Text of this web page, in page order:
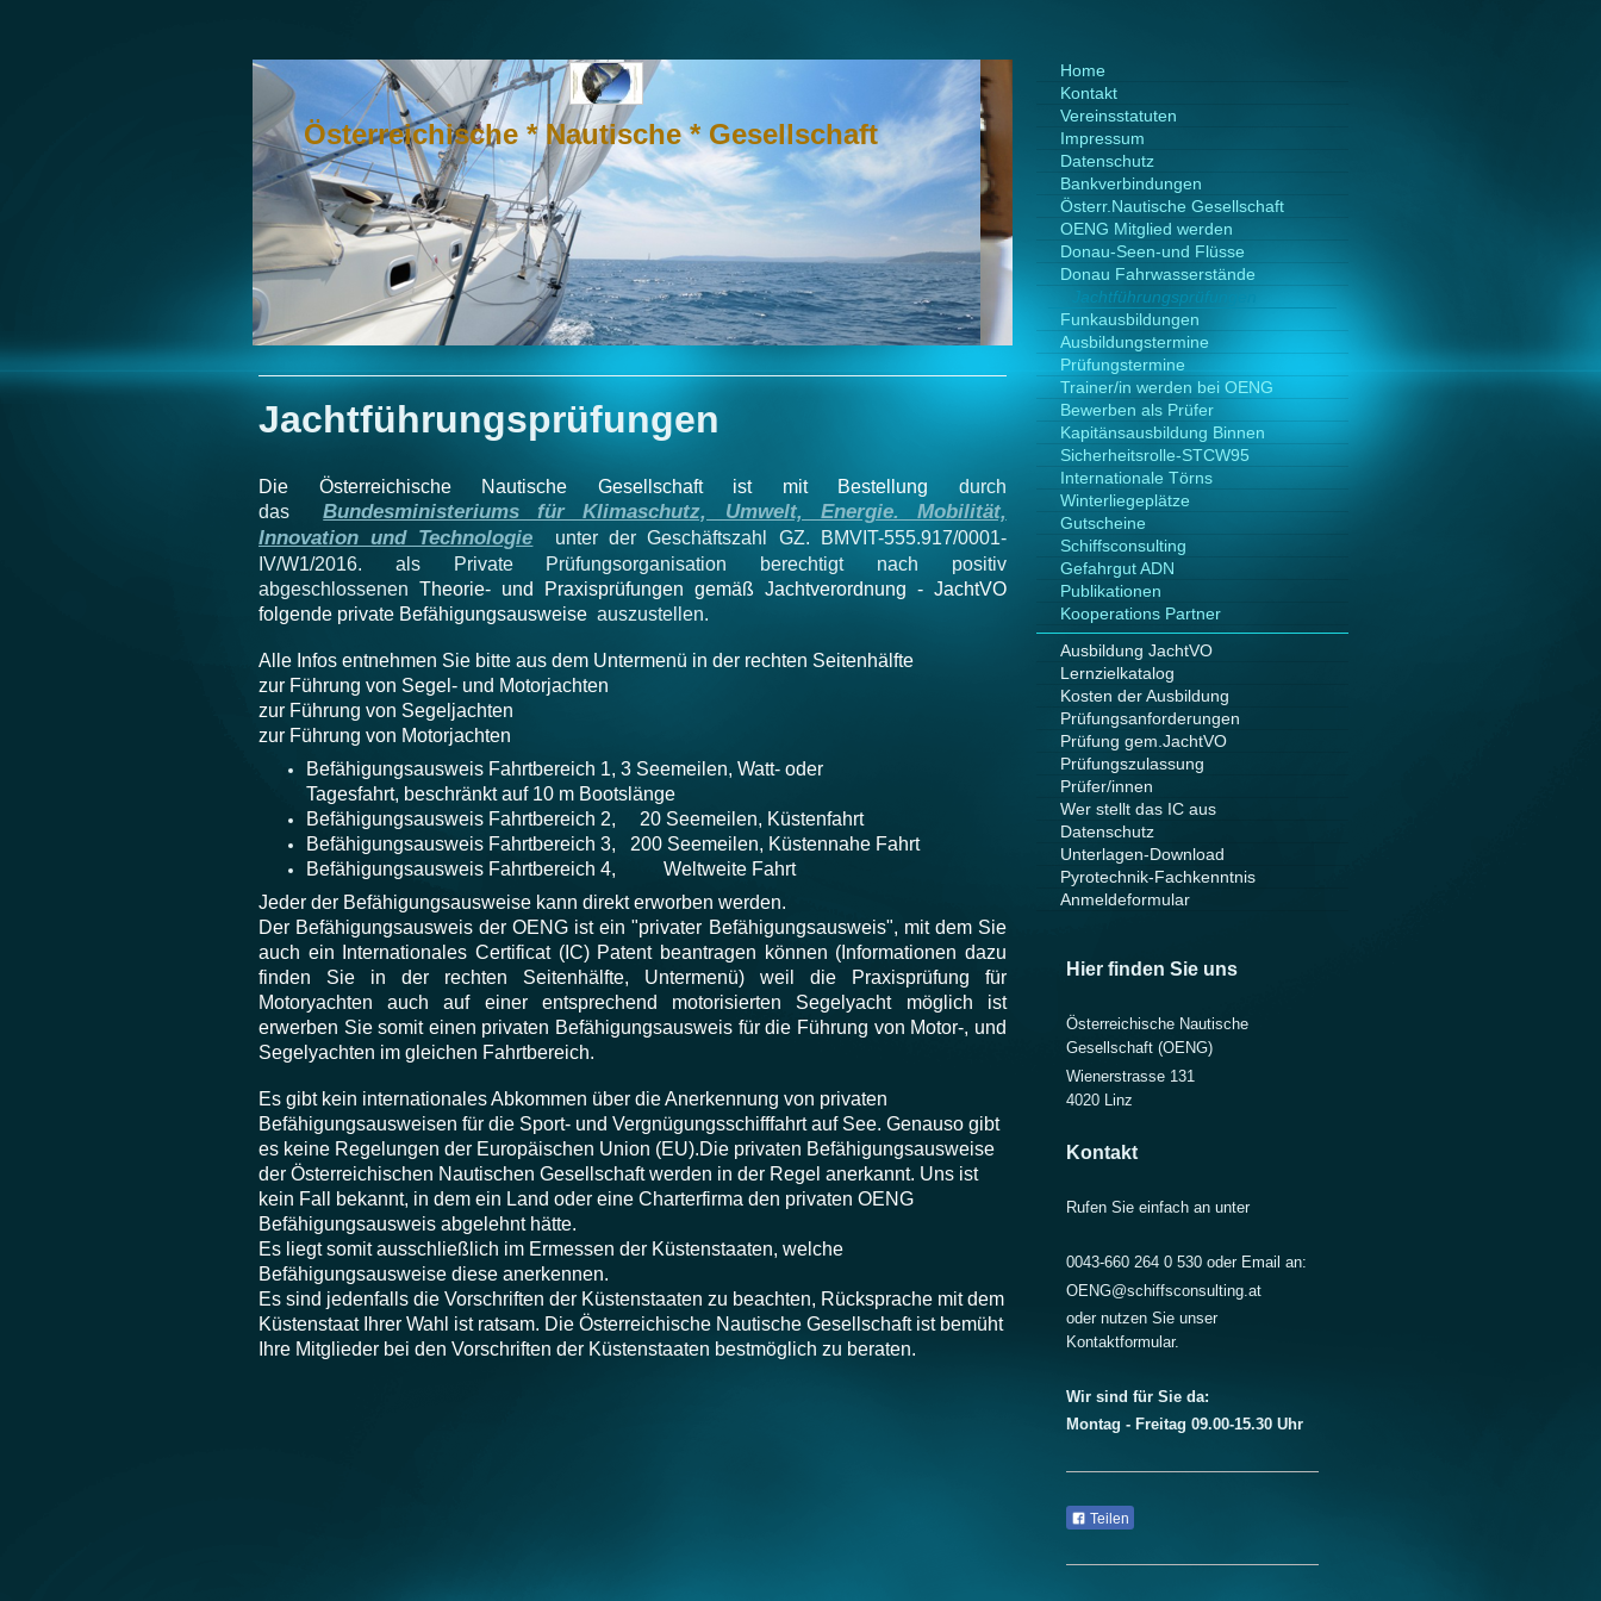
Österreichische * Nautische * Gesellschaft
Jachtführungsprüfungen
Die Österreichische Nautische Gesellschaft ist mit Bestellung
durch
das
Bundesministeriums für Klimaschutz, Umwelt, Energie. Mobilität,
Innovation und Technologie
unter der Geschäftszahl GZ. BMVIT-555.917/0001-
IV/W1/2016. als Private Prüfungsorganisation berechtigt nach positiv
abgeschlossenen Theorie- und Praxisprüfungen gemäß Jachtverordnung - JachtVO
folgende private Befähigungsausweise auszustellen.
Alle Infos entnehmen Sie bitte aus dem Untermenü in der rechten Seitenhälfte
zur Führung von Segel- und Motorjachten
zur Führung von Segeljachten
zur Führung von Motorjachten
Befähigungsausweis Fahrtbereich 1, 3 Seemeilen, Watt- oder
Tagesfahrt, beschränkt auf 10 m Bootslänge
Befähigungsausweis Fahrtbereich 2, 20 Seemeilen, Küstenfahrt
Befähigungsausweis Fahrtbereich 3, 200 Seemeilen, Küstennahe Fahrt
Befähigungsausweis Fahrtbereich 4, Weltweite Fahrt
Jeder der Befähigungsausweise kann direkt erworben werden.
Der Befähigungsausweis der OENG ist ein "privater Befähigungsausweis", mit dem Sie
auch ein Internationales Certificat (IC) Patent beantragen können (Informationen dazu
finden Sie in der rechten Seitenhälfte, Untermenü) weil die Praxisprüfung für
Motoryachten auch auf einer entsprechend motorisierten Segelyacht möglich ist
erwerben Sie somit einen privaten Befähigungsausweis für die Führung von Motor-, und
Segelyachten im gleichen Fahrtbereich.
Es gibt kein internationales Abkommen über die Anerkennung von privaten
Befähigungsausweisen für die Sport- und Vergnügungsschifffahrt auf See. Genauso gibt
es keine Regelungen der Europäischen Union (EU).Die privaten Befähigungsausweise
der Österreichischen Nautischen Gesellschaft werden in der Regel anerkannt. Uns ist
kein Fall bekannt, in dem ein Land oder eine Charterfirma den privaten OENG
Befähigungsausweis abgelehnt hätte.
Es liegt somit ausschließlich im Ermessen der Küstenstaaten, welche
Befähigungsausweise diese anerkennen.
Es sind jedenfalls die Vorschriften der Küstenstaaten zu beachten, Rücksprache mit dem
Küstenstaat Ihrer Wahl ist ratsam. Die Österreichische Nautische Gesellschaft ist bemüht
Ihre Mitglieder bei den Vorschriften der Küstenstaaten bestmöglich zu beraten.
Home
Kontakt
Vereinsstatuten
Impressum
Datenschutz
Bankverbindungen
Österr.Nautische Gesellschaft
OENG Mitglied werden
Donau-Seen-und Flüsse
Donau Fahrwasserstände
Jachtführungsprüfungen
Funkausbildungen
Ausbildungstermine
Prüfungstermine
Trainer/in werden bei OENG
Bewerben als Prüfer
Kapitänsausbildung Binnen
Sicherheitsrolle-STCW95
Internationale Törns
Winterliegeplätze
Gutscheine
Schiffsconsulting
Gefahrgut ADN
Publikationen
Kooperations Partner
Ausbildung JachtVO
Lernzielkatalog
Kosten der Ausbildung
Prüfungsanforderungen
Prüfung gem.JachtVO
Prüfungszulassung
Prüfer/innen
Wer stellt das IC aus
Datenschutz
Unterlagen-Download
Pyrotechnik-Fachkenntnis
Anmeldeformular
Hier finden Sie uns
Österreichische Nautische
Gesellschaft (OENG)
Wienerstrasse 131
4020 Linz
Kontakt
Rufen Sie einfach an unter
0043-660 264 0 530 oder Email an:
OENG@schiffsconsulting.at
oder nutzen Sie unser
Kontaktformular.
Wir sind für Sie da:
Montag - Freitag 09.00-15.30 Uhr
Teilen